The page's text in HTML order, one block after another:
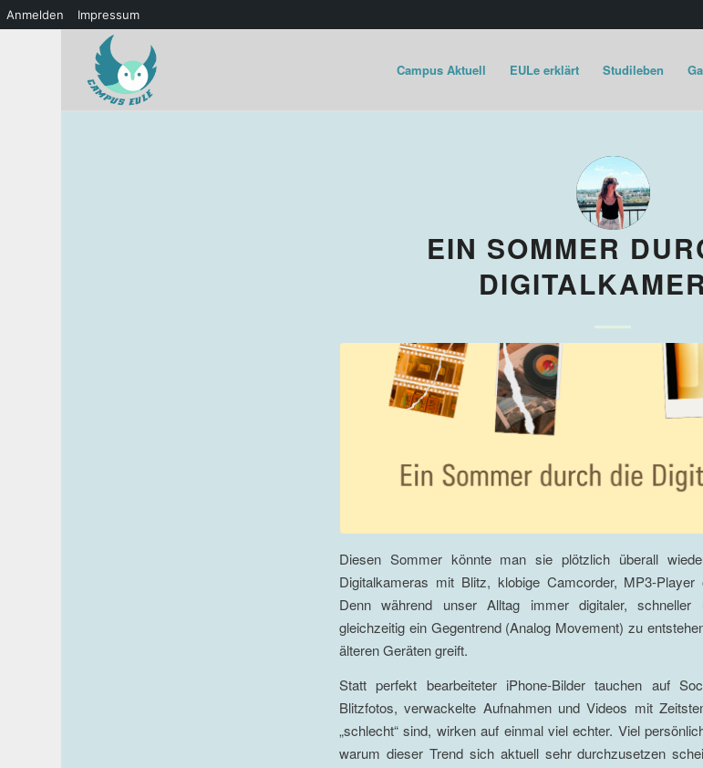
Anmelden Impressum
Campus Aktuell EULe erklärt Studileben
EIN SOMMER
Diesen Sommer könnte man sie plötzlich überall
Digitalkameras mit Blitz, klobige Camcorder, MP3-
Denn während unser Alltag immer digitaler,
gleichzeitig ein Gegentrend (Analog Movement) zu
älteren Geräten greift.
Statt perfekt bearbeiteter iPhone-Bilder tauchen auf
Blitzfotos, verwackelte Aufnahmen und Videos mit
„schlecht“ sind, wirken auf einmal viel echter. Viel
warum dieser Trend sich aktuell sehr durchzusetzen